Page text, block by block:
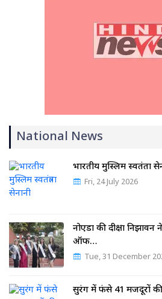
National News
भारतीय मुस्लिम स्वतंत्रता
Fri, 24 July 2026
नोएडा की दीक्षा
ऑफ…
Tue, 31 December
सुरंग में फंसे 41 मजदूरों